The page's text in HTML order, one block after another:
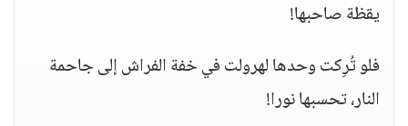
يقظة صاحبها!
فلو تُرِكت وحدها لهرولت في خفة الفراش إلى جاحمة
النار، تحسبها نورا!